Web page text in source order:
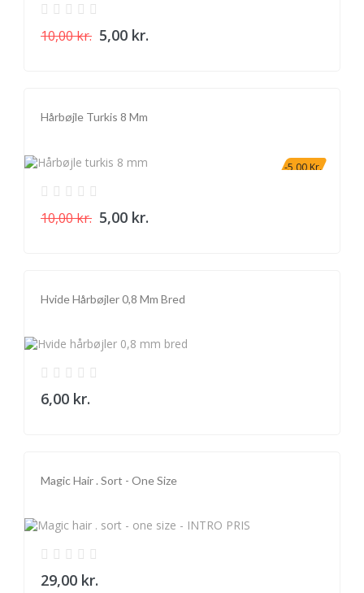
10,00 kr. 5,00 kr.
Hårbøjle Turkis 8 Mm
-5,00 Kr.
10,00 kr. 5,00 kr.
Hvide Hårbøjler 0,8 Mm Bred
6,00 kr.
Magic Hair . Sort - One Size
29,00 kr.